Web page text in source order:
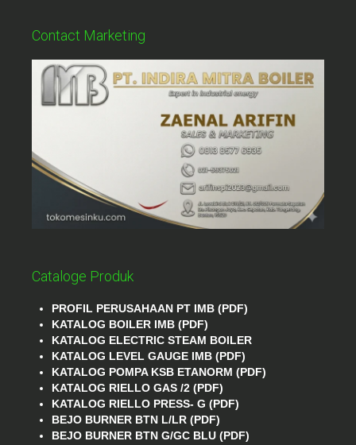
Contact Marketing
Cataloge Produk
PROFIL PERUSAHAAN PT IMB (PDF)
KATALOG BOILER IMB (PDF)
KATALOG ELECTRIC STEAM BOILER
KATALOG LEVEL GAUGE IMB (PDF)
KATALOG POMPA KSB ETANORM (PDF)
KATALOG RIELLO GAS /2 (PDF)
KATALOG RIELLO PRESS- G (PDF)
BEJO BURNER BTN L/LR (PDF)
BEJO BURNER BTN G/GC BLU (PDF)